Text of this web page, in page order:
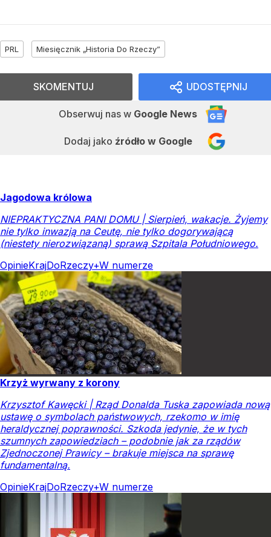
PRL Miesięcznik „Historia Do Rzeczy”
UDOSTĘPNIJ
Obserwuj nas w Google News
Dodaj jako źródło w Google
SKOMENTUJ
Jagodowa królowa
NIEPRAKTYCZNA PANI DOMU | Sierpień, wakacje. Żyjemy
nie tylko inwazją na Ceutę, nie tylko dogorywającą
(niestety nierozwiązaną) sprawą Szpitala Południowego.
OpinieKrajDoRzeczy+W numerze
Krzyż wyrwany z korony
Krzysztof Kawęcki | Rząd Donalda Tuska zapowiada nową
ustawę o symbolach państwowych, rzekomo w imię
heraldycznej poprawności. Szkoda jedynie, że w tych
szumnych zapowiedziach – podobnie jak za rządów
Zjednoczonej Prawicy – brakuje miejsca na sprawę
fundamentalną.
OpinieKrajDoRzeczy+W numerze